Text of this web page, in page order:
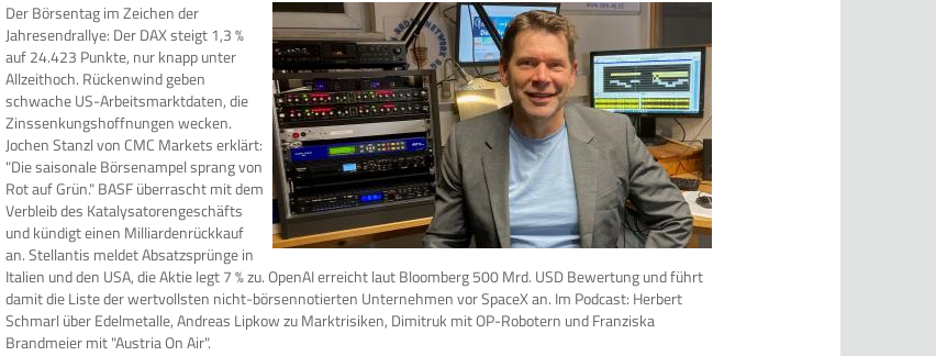
Der Börsentag im Zeichen der
Jahresendrallye: Der DAX steigt 1,3 %
auf 24.423 Punkte, nur knapp unter
Allzeithoch. Rückenwind geben
schwache US-Arbeitsmarktdaten, die
Zinssenkungshoffnungen wecken.
Jochen Stanzl von CMC Markets erklärt:
"Die saisonale Börsenampel sprang von
Rot auf Grün." BASF überrascht mit dem
Verbleib des Katalysatorengeschäfts
und kündigt einen Milliardenrückkauf
an. Stellantis meldet Absatzsprünge in
Italien und den USA, die Aktie legt 7 % zu. OpenAI erreicht laut Bloomberg 500 Mrd. USD Bewertung und führt
damit die Liste der wertvollsten nicht-börsennotierten Unternehmen vor SpaceX an. Im Podcast: Herbert
Schmarl über Edelmetalle, Andreas Lipkow zu Marktrisiken, Dimitruk mit OP-Robotern und Franziska
Brandmeier mit "Austria On Air".